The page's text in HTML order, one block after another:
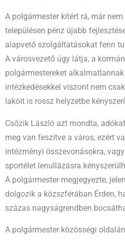
A polgármester kitért rá, már nem
településen pénz újabb
alapvető szolgáltatásokat fenn
A városvezető úgy látja, a
polgármestereket
intézkedésekkel viszont nem
lakóit is rossz helyzetbe
Csőzik László azt mondta,
meg van feszítve a város, ezért
intézményi összevonásokra,
sportélet lenullázásra
A polgármester megjegyezte,
dolgozik a közszférában Érden,
százas nagyságrendben
A polgármester közösségi